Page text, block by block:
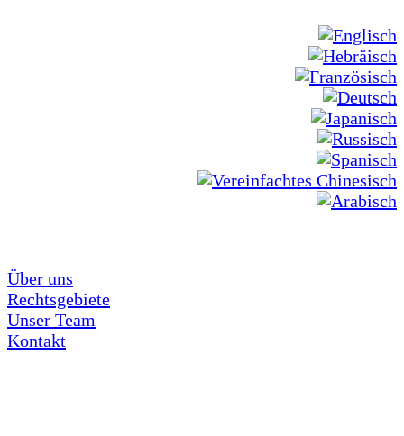
Über uns
Rechtsgebiete
Unser Team
Kontakt